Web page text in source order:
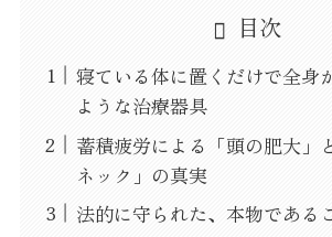
目次
寝ている体に置くだけで全身
ような治療器具
蓄積疲労による「頭の肥大」
ネック」の真実
法的に守られた、本物である